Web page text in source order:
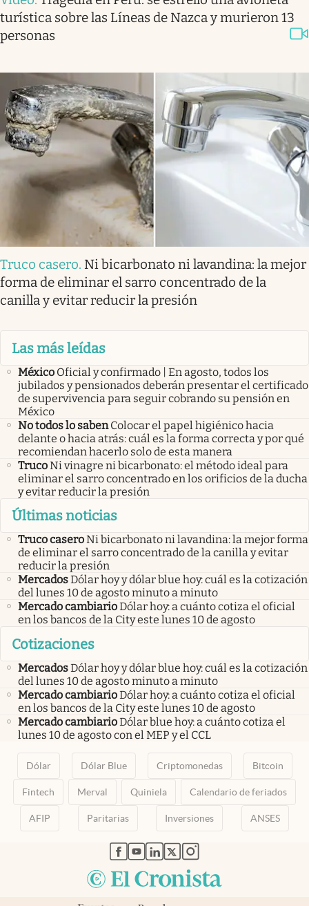
turística sobre las Líneas de Nazca y murieron 13
personas
Truco casero. Ni bicarbonato ni lavandina: la mejor
forma de eliminar el sarro concentrado de la
canilla y evitar reducir la presión
Las más leídas
México Oficial y confirmado | En agosto, todos los
jubilados y pensionados deberán presentar el certificado
de supervivencia para seguir cobrando su pensión en
México
No todos lo saben Colocar el papel higiénico hacia
delante o hacia atrás: cuál es la forma correcta y por qué
recomiendan hacerlo solo de esta manera
TrucoNi vinagre ni bicarbonato: el método ideal para
eliminar el sarro concentrado en los orificios de la ducha
y evitar reducir la presión
Últimas noticias
Truco caseroNi bicarbonato ni lavandina: la mejor forma
de eliminar el sarro concentrado de la canilla y evitar
reducir la presión
MercadosDólar hoy y dólar blue hoy: cuál es la cotización
del lunes 10 de agosto minuto a minuto
Mercado cambiarioDólar hoy: a cuánto cotiza el oficial
en los bancos de la City este lunes 10 de agosto
Cotizaciones
MercadosDólar hoy y dólar blue hoy: cuál es la cotización
del lunes 10 de agosto minuto a minuto
Mercado cambiarioDólar hoy: a cuánto cotiza el oficial
en los bancos de la City este lunes 10 de agosto
Mercado cambiarioDólar blue hoy: a cuánto cotiza el
lunes 10 de agosto con el MEP y el CCL
Dólar Dólar Blue Criptomonedas Bitcoin
Fintech Merval Quiniela Calendario de feriados
AFIP Paritarias Inversiones ANSES
abre en nueva pestaña
abre en nueva pestaña
abre en nueva pestaña
abre en nueva pestaña
abre en nueva pestaña